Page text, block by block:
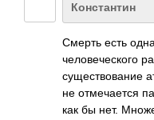
Константин
Смерть есть
человеческого
существование
не отмечается
как бы нет.